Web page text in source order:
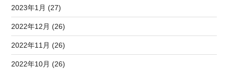
2023年1月 (27)
2022年12月 (26)
2022年11月 (26)
2022年10月 (26)